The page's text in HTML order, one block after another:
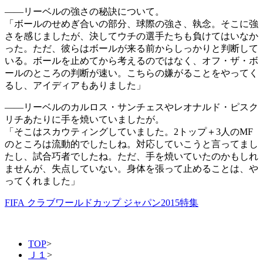
――リーベルの強さの秘訣について。
「ボールのせめぎ合いの部分、球際の強さ、執念。そこに強
さを感じましたが、決してウチの選手たちも負けてはいなか
った。ただ、彼らはボールが来る前からしっかりと判断して
いる。ボールを止めてから考えるのではなく、オフ・ザ・ボ
ールのところの判断が速い。こちらの嫌がることをやってく
るし、アイディアもありました」
――リーベルのカルロス・サンチェスやレオナルド・ピスク
リチあたりに手を焼いていましたが。
「そこはスカウティングしていました。2トップ＋3人のMF
のところは流動的でしたしね。対応していこうと言ってまし
たし、試合巧者でしたね。ただ、手を焼いていたのかもしれ
ませんが、失点していない。身体を張って止めることは、や
ってくれました」
FIFA クラブワールドカップ ジャパン2015特集
TOP>
Ｊ１ >